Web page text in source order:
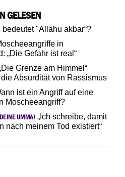
GELESEN
bedeutet "Allahu akbar“?
in
„Die Gefahr ist real“
Grenze am Himmel“
Absurdität von Rassismus
ist ein Angriff auf eine
Moscheeangriff?
UMMA! „Ich schreibe, damit
nach meinem Tod existiert“